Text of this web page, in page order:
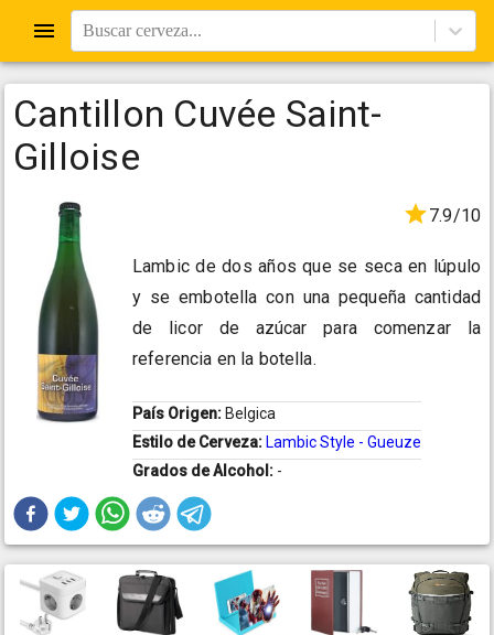
Buscar cerveza...
Cantillon Cuvée Saint-
Gilloise
7.9/10
Lambic de dos años que se seca en lúpulo
y se embotella con una pequeña cantidad
de licor de azúcar para comenzar la
referencia en la botella.
País Origen: Belgica
Estilo de Cerveza: Lambic Style - Gueuze
Grados de Alcohol: -